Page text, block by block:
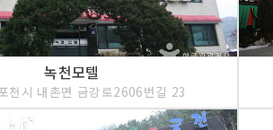
녹천모텔
천시 내촌면 금강로2606번길 23